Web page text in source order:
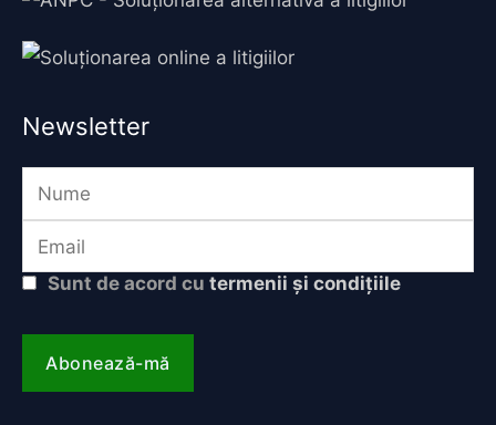
Newsletter
Sunt de acord cu termenii și condițiile